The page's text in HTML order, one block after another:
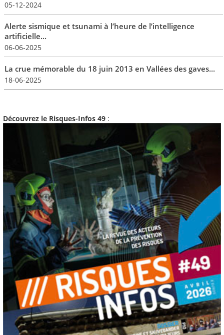
05-12-2024
Alerte sismique et tsunami à l’heure de l’intelligence
artificielle...
06-06-2025
La crue mémorable du 18 juin 2013 en Vallées des gaves...
18-06-2025
Découvrez le Risques-Infos 49 :